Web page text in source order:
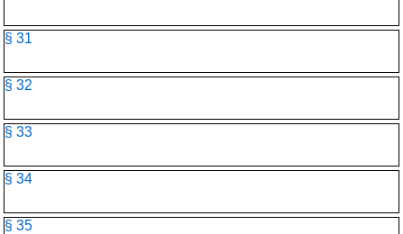
§ 31
§ 32
§ 33
§ 34
§ 35